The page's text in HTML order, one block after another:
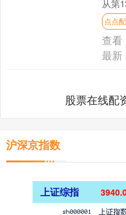
从第
次。
点点
查看
最新
股票在线配
沪深京指数
上证综指